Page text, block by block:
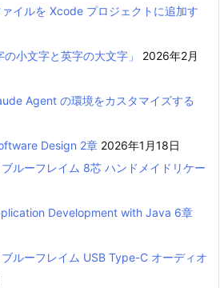
イルを Xcode プロジェクトに追加す
小文字と英字の大文字」
2026年2月
Agent の環境をカスタマイズする
Design 2章 2026年1月18日
ルーフレイム 8芯 ハンドメイドリケー
Development with Java 6章
ルーフレイム USB Type-C オーディオ